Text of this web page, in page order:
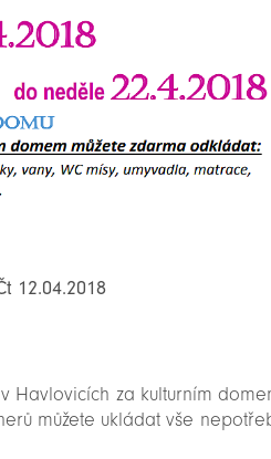
12.04.2018
Havlovicích za kulturním
můžete ukládat vše